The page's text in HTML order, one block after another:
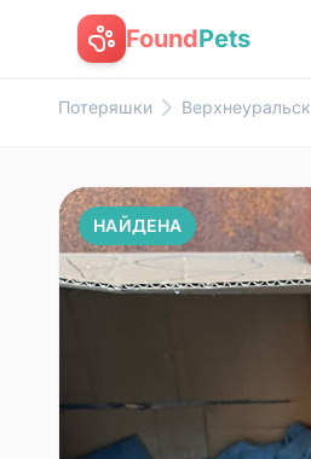
FoundPets
Потеряшки Верхнеуральск
НАЙДЕНА